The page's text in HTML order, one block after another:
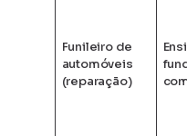
Funileiro de
automóveis
(reparação)